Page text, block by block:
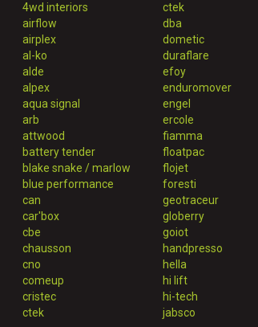
4wd interiors
airflow
airplex
al-ko
alde
alpex
aqua signal
arb
attwood
battery tender
blake snake / marlow
blue performance
can
car'box
cbe
chausson
cno
comeup
cristec
ctek
ctek
dba
dometic
duraflare
efoy
enduromover
engel
ercole
fiamma
floatpac
flojet
foresti
geotraceur
globerry
goiot
handpresso
hella
hi lift
hi-tech
jabsco